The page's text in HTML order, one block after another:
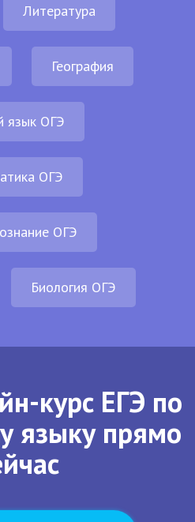
Литература
География
язык ОГЭ
ОГЭ
ОГЭ
Биология ОГЭ
курс ЕГЭ по
языку прямо